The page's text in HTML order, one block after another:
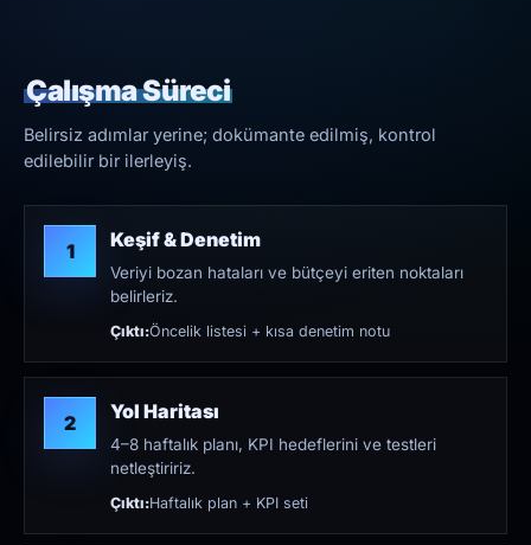
Çalışma Süreci
Belirsiz adımlar yerine; dokümante edilmiş, kontrol
edilebilir bir ilerleyiş.
1 Keşif & Denetim
Veriyi bozan hataları ve bütçeyi eriten noktaları
belirleriz.
Çıktı:Öncelik listesi + kısa denetim notu
2 Yol Haritası
4–8 haftalık planı, KPI hedeflerini ve testleri
netleştiririz.
Çıktı:Haftalık plan + KPI seti